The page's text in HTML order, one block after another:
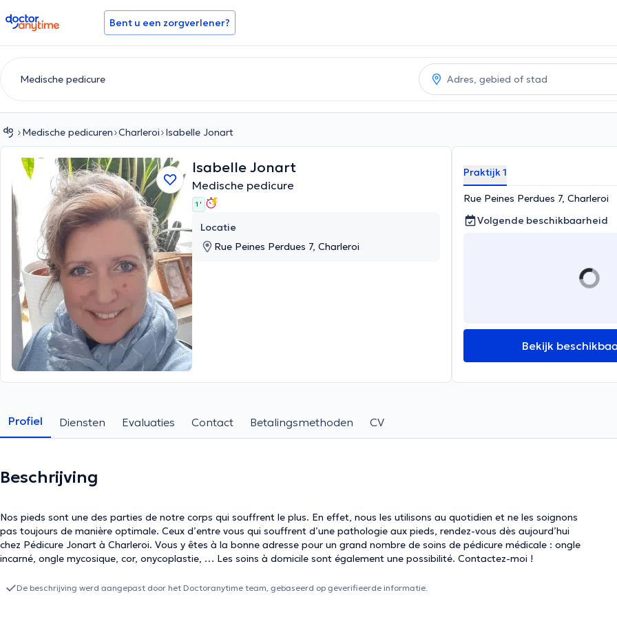
doctoranytime Bent u een zorgverlener?
Medische pedicuren Charleroi Isabelle Jonart
Isabelle Jonart
Medische pedicure
1 '
Locatie
Rue Peines Perdues 7, Charleroi
Praktijk 1
Rue Peines Perdues 7, Charleroi
Volgende beschikbaarheid
Bekijk
Profiel Diensten Evaluaties Contact Betalingsmethoden CV
Beschrijving
Nos pieds sont une des parties de notre corps qui souffrent le plus. En effet, nous les utilisons au quotidien et ne les soignons
pas toujours de manière optimale. Ceux d’entre vous qui souffrent d’une pathologie aux pieds, rendez-vous dès aujourd’hui
chez Pédicure Jonart à Charleroi. Vous y êtes à la bonne adresse pour un grand nombre de soins de pédicure médicale : ongle
incarné, ongle mycosique, cor, onycoplastie, … Les soins à domicile sont également une possibilité. Contactez-moi !
De beschrijving werd aangepast door het Doctoranytime team, gebaseerd op geverifieerde informatie.